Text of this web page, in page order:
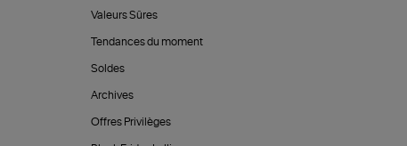
Valeurs Sûres
Tendances du moment
Soldes
Archives
Offres Privilèges